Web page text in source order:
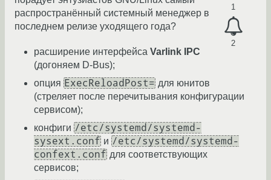
1
2
распространённый системный менеджер в
последнем релизе уходящего года?
расширение интерфейса Varlink IPC
(догоняем D-Bus);
опция ExecReloadPost= для юнитов
(стреляет после перечитывания конфигурации
сервисом);
конфиги /etc/systemd/systemd-
sysext.conf и /etc/systemd/systemd-
confext.conf для соответствующих
сервисов;